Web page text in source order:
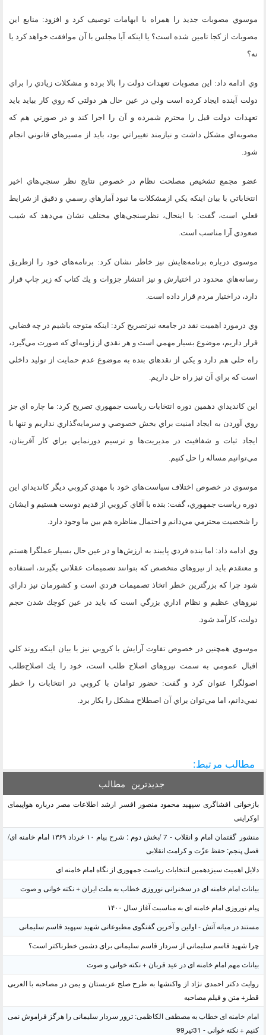
موسوي مصوبات جديد را همراه با ابهامات توصيف كرد و افزود: منابع اين
مصوبات از كجا تامين شده است؟‌ يا اينكه آيا مجلس با آن موافقت خواهد كرد يا
نه؟
وي ادامه داد: اين مصوبات تعهدات دولت را بالا برده و مشكلات زيادي را براي
دولت آينده ايجاد كرده است ولي در عين حال هر دولتي كه روي كار بيايد بايد
تعهدات دولت قبل را محترم شمرده و آن را اجرا كند و در صورتي هم كه
مصوبه‌اي مشكل داشت و نيازمند تغييراتي بود، بايد از مسيرهاي قانوني انجام
شود.
عضو مجمع تشخيص مصلحت نظام در خصوص نتايج نظر سنجي‌هاي اخير
انتخاباتي با بيان اينكه يكي ازمشكلات ما نبود آمارهاي رسمي و دقيق از شرايط
فعلي است، گفت: با اينحال، نظرسنجي‌هاي مختلف نشان مي‌دهد كه شيب
صعودي آرا مناسب است.
موسوي درباره برنامه‌هايش نيز خاطر نشان كرد: برنامه‌هاي خود را ازطريق
رسانه‌هاي محدود در اختيارش و نيز انتشار جزوات و يك كتاب كه زير چاپ قرار
دارد، دراختيار مردم قرار داده است.
وي درمورد اهميت نقد در جامعه نيزتصريح كرد: اينكه متوجه باشيم در چه فضايي
قرار داريم، موضوع بسيار مهمي است و هر نقدي از زاويه‌اي كه صورت مي‌گيرد،
راه حلي هم دارد و يكي از نقدهاي بنده به موضوع عدم حمايت از توليد داخلي
است كه براي آن نيز راه حل داريم.
اين كانديداي دهمين دوره انتخابات رياست جمهوري تصريح كرد: ما چاره اي جز
روي آوردن به ايجاد امنيت براي بخش خصوصي و سرمايه‌گذاري نداريم و تنها با
ايجاد ثبات و شفافيت در مديريت‌ها و ترسيم دورنمايي براي كار آفرينان،
مي‌توانيم مساله را حل كنيم.
موسوي در خصوص اختلاف سياست‌هاي خود با مهدي كروبي ديگر كانديداي اين
دوره رياست جمهوري، گفت: بنده با آقاي كروبي از قديم دوست هستيم و ايشان
را شخصيت محترمي مي‌دانم و احتمال مناظره هم بين ما وجود دارد.
وي ادامه داد: اما بنده فردي پايبند به ارزش‌ها و در عين حال بسيار عملگرا هستم
و معتقدم بايد از نيروهاي متخصص كه بتوانند تصميمات عقلاني بگيرند، استفاده
شود چرا كه بزرگترين خطر اتخاذ تصميمات فردي است و كشورمان نيز داراي
نيروهاي عظيم و نظام اداري بزرگي است كه بايد در عين كوچك شدن حجم
دولت، كارآمد شود.
موسوي همچنين در خصوص تفاوت آرايش با كروبي نيز با بيان اينكه روند كلي
اقبال عمومي به سمت نيروهاي اصلاح طلب است، خود را يك اصلاح‌طلب
اصولگرا عنوان كرد و گفت: حضور توامان با كروبي در انتخابات را خطر
نمي‌دانم، اما مي‌توان براي آن اصطلاح مشكل را بكار برد.
مطالب مرتبط:
جدیدترین مطالب
بازخوانی افشاگری سپهبد محمود منصور افسر ارشد اطلاعات مصر درباره هواپیمای
اوکراینی
منشور گفتمان امام و انقلاب - 7 /بخش دوم : شرح پیام ۱۰ خرداد ۱۳۶۹ امام خامنه ای/
فصل پنجم: حفظ عزّت و کرامت انقلابی
دلایل اهمیت سیزدهمین انتخابات ریاست جمهوری از نگاه امام خامنه ای
بیانات امام خامنه ای در سخنرانی نوروزی خطاب به ملت ایران + نکته خوانی و صوت
پیام نوروزی امام خامنه ای به مناسبت آغاز سال ۱۴۰۰
مستند در میانه آتش - اولین و آخرین گفتگوی مطبوعاتی شهید سپهبد قاسم سلیمانی
چرا شهید قاسم سلیمانی از سردار قاسم سلیمانی برای دشمن خطرناکتر است؟
بیانات مهم امام خامنه ای در عید قربان + نکته خوانی و صوت
روایت دکتر احمدی نژاد از واکنشها به طرح صلح عربستان و یمن در مصاحبه با العربی
قطر+ متن و فیلم مصاحبه
امام خامنه ای خطاب به مصطفی الکاظمی: ترور سردار سلیمانی را هرگز فراموش نمی
کنیم + نکته خوانی - 31تیر99